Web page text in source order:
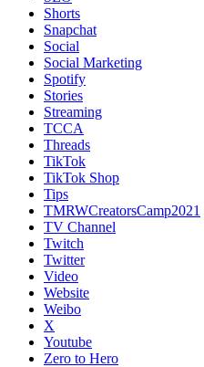
Shorts
Snapchat
Social
Social Marketing
Spotify
Stories
Streaming
TCCA
Threads
TikTok
TikTok Shop
Tips
TMRWCreatorsCamp2021
TV Channel
Twitch
Twitter
Video
Website
Weibo
X
Youtube
Zero to Hero